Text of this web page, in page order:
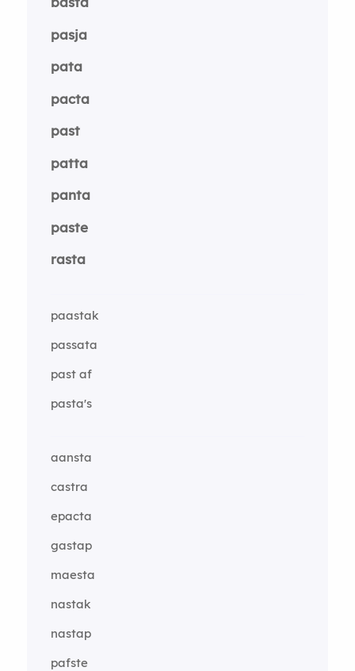
pasja
pata
pacta
past
patta
panta
paste
rasta
paastak
passata
past af
pasta's
aansta
castra
epacta
gastap
maesta
nastak
nastap
pafste